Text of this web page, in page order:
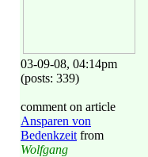
03-09-08, 04:14pm
(posts: 339)
comment on article
Ansparen von
Bedenkzeit from
Wolfgang